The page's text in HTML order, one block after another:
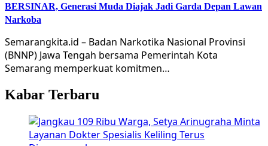
BERSINAR, Generasi Muda Diajak Jadi Garda Depan Lawan
Narkoba
Semarangkita.id – Badan Narkotika Nasional Provinsi
(BNNP) Jawa Tengah bersama Pemerintah Kota
Semarang memperkuat komitmen…
Kabar Terbaru